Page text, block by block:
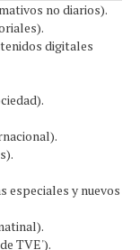
no diarios).
digitales
especiales y nuevos
TVE').